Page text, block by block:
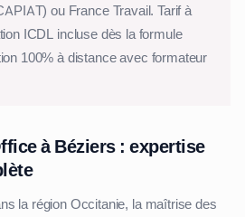
ou France Travail. Tarif à
ICDL incluse dès la formule
100% à distance avec formateur
à Béziers : expertise
la région Occitanie, la maîtrise des